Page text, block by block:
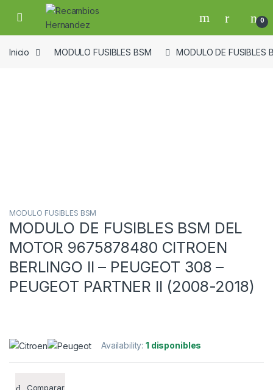
Skip to navigation
Skip to content
Open 0
Inicio MODULO FUSIBLES BSM MODULO DE FUSIBLES
MODULO FUSIBLES BSM
MODULO DE FUSIBLES BSM DEL
MOTOR 9675878480 CITROEN
BERLINGO II – PEUGEOT 308 –
PEUGEOT PARTNER II (2008-2018)
Availability:1 disponibles
Comparar